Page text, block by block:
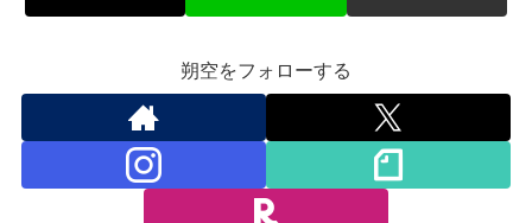
朔空をフォローする